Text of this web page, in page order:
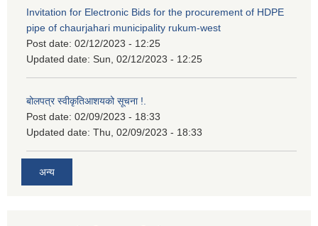
Invitation for Electronic Bids for the procurement of HDPE
pipe of chaurjahari municipality rukum-west
Post date: 02/12/2023 - 12:25
Updated date: Sun, 02/12/2023 - 12:25
बोलपत्र स्वीकृतिआशयको सूचना !.
Post date: 02/09/2023 - 18:33
Updated date: Thu, 02/09/2023 - 18:33
अन्य